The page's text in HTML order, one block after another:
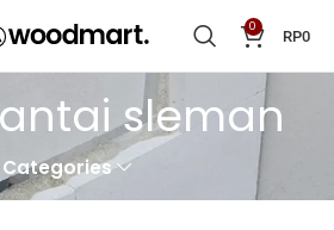
0
RP0
sleman
Categories